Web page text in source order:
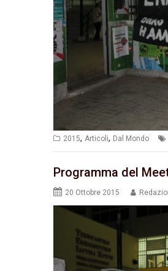
2015, Articoli, Dal Mondo
Programma del
20 Ottobre 2015